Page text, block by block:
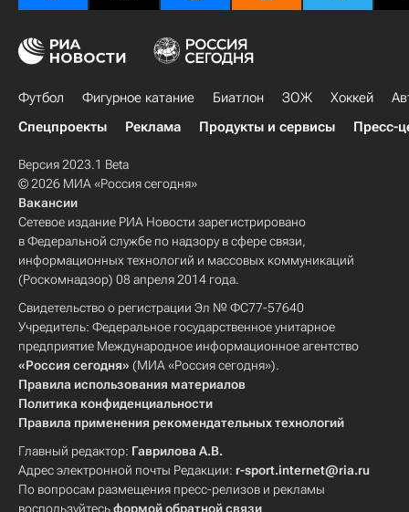
Футбол Фигурное катание Биатлон ЗОЖ Хоккей
Спецпроекты
Реклама Продукты и сервисы Пресс-
Версия 2023.1 Beta
© 2026 МИА «Россия сегодня»
Вакансии
Сетевое издание РИА Новости зарегистрировано
в Федеральной службе по надзору в сфере связи,
информационных технологий и массовых коммуникаций
(Роскомнадзор) 08 апреля 2014 года.
Свидетельство о регистрации Эл № ФС77-57640
Учредитель: Федеральное государственное унитарное
предприятие Международное информационное агентство
«Россия сегодня» (МИА «Россия сегодня»).
Правила использования материалов
Политика конфиденциальности
Правила применения рекомендательных технологий
Главный редактор: Гаврилова А.В.
Адрес электронной почты Редакции: r-sport.internet@ria.ru
По вопросам размещения пресс-релизов и рекламы
воспользуйтесьформой обратной связи